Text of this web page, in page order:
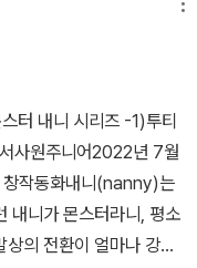
가 돌봐주는 것 같았다.
가 있다는 것을 알게 된
고 있을지 몰라 학교 친
는 몬스터 내니가 있는
던 아빠가 집으로 돌아온
소식이 반갑지만은 않
제 뜰지 모른다고 하니
이 모였고 몬스터 내니
이들에게 강추하고 싶은
, 본인의 주관적인 견해
엄마의 여행과 몬스터
점점 재미있게 흘러간
는 그림이 재미를 더 해
이 아니라 뭔가 먼지 같
껴졌다. 아이를 남
지만 타이밍 좋게 도착한
흥미로웠고영화로 만들
다.책을 읽으면서 상상
서 만나게 될지도 궁금하
터 내니 시리즈 -1)투티
사원주니어2022년 7월
작동화내니(nanny)는
내니가 몬스터라니, 평소
의 전환이 얼마나 강력